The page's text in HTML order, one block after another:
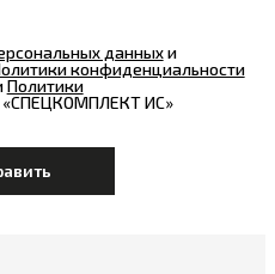
данныхи
конфиденциальности
Политики
ИС»